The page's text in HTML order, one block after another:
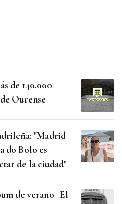
de 140.000
Ourense
"Madrid
do Bolo es
de la ciudad"
de verano | El